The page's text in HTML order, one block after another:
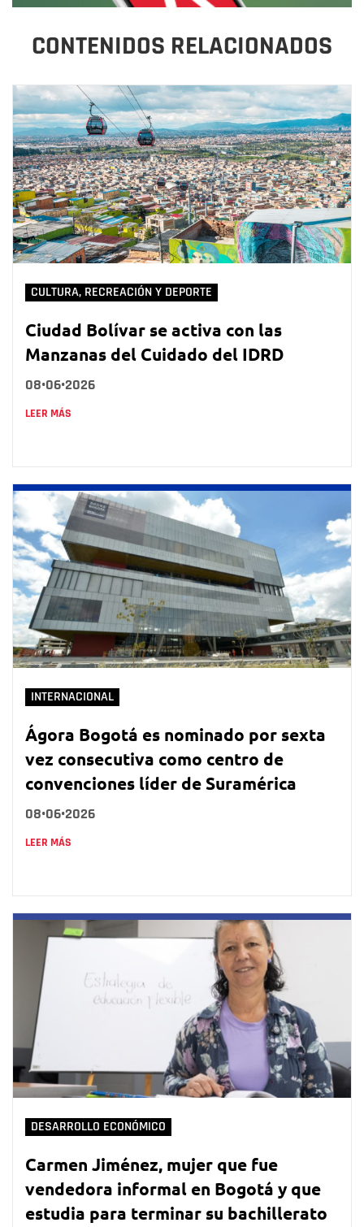
CONTENIDOS RELACIONADOS
CULTURA, RECREACIÓN Y DEPORTE
Ciudad Bolívar se activa con las
Manzanas del Cuidado del IDRD
08•06•2026
LEER MÁS
INTERNACIONAL
Ágora Bogotá es nominado por sexta
vez consecutiva como centro de
convenciones líder de Suramérica
08•06•2026
LEER MÁS
DESARROLLO ECONÓMICO
Carmen Jiménez, mujer que fue
vendedora informal en Bogotá y que
estudia para terminar su bachillerato